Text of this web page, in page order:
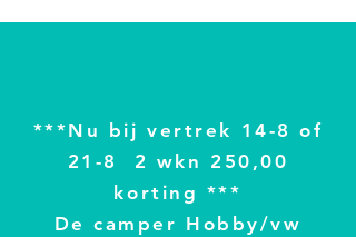
***Nu bij vertrek 14-8 of
21-8 2 wkn 250,00
korting ***
De camper Hobby/vw